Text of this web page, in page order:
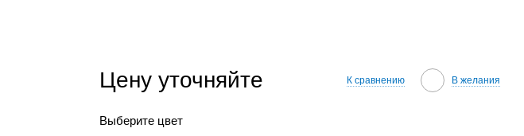
Цену уточняйте К сравнению В желания
Выберите цвет